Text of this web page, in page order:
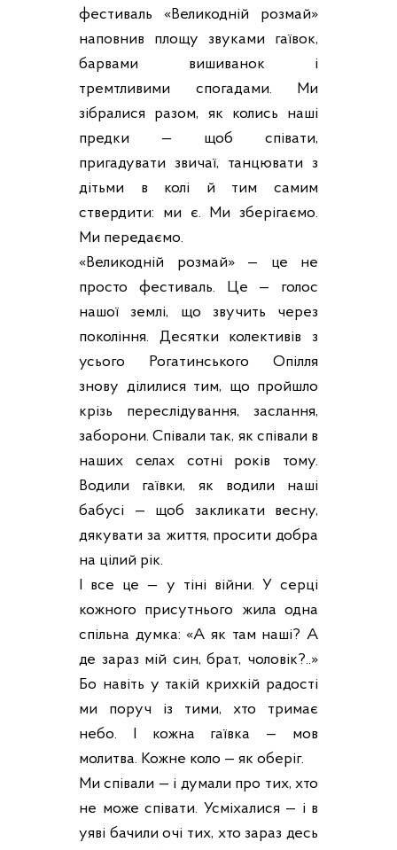
фестиваль «Великодній розмай»
наповнив площу звуками гаївок,
барвами вишиванок і
тремтливими спогадами. Ми
зібралися разом, як колись наші
предки — щоб співати,
пригадувати звичаї, танцювати з
дітьми в колі й тим самим
ствердити: ми є. Ми зберігаємо.
Ми передаємо.
«Великодній розмай» — це не
просто фестиваль. Це — голос
нашої землі, що звучить через
покоління. Десятки колективів з
усього Рогатинського Опілля
знову ділилися тим, що пройшло
крізь переслідування, заслання,
заборони. Співали так, як співали в
наших селах сотні років тому.
Водили гаївки, як водили наші
бабусі — щоб закликати весну,
дякувати за життя, просити добра
на цілий рік.
І все це — у тіні війни. У серці
кожного присутнього жила одна
спільна думка: «А як там наші? А
де зараз мій син, брат, чоловік?..»
Бо навіть у такій крихкій радості
ми поруч із тими, хто тримає
небо. І кожна гаївка — мов
молитва. Кожне коло — як оберіг.
Ми співали — і думали про тих, хто
не може співати. Усміхалися — і в
уяві бачили очі тих, хто зараз десь